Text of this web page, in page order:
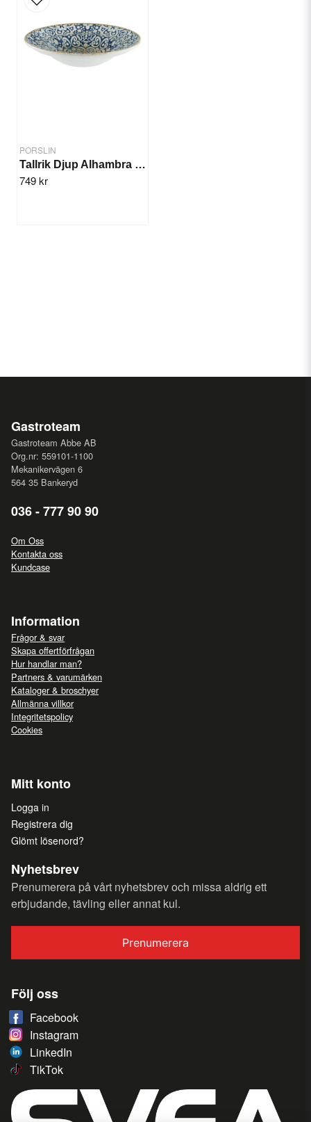
PORSLIN
Tallrik Djup Alhambra 27cm/6st
749 kr
Gastroteam
Gastroteam Abbe AB
Org.nr: 559101-1100
Mekanikervägen 6
564 35 Bankeryd
036 - 777 90 90
Om Oss
Kontakta oss
Kundcase
Information
Frågor & svar
Skapa offertförfrågan
Hur handlar man?
Partners & varumärken
Kataloger & broschyer
Allmänna villkor
Integritetspolicy
Cookies
Mitt konto
Logga in
Registrera dig
Glömt lösenord?
Nyhetsbrev
Prenumerera på vårt nyhetsbrev och missa aldrig ett
erbjudande, tävling eller annat kul.
Prenumerera
Följ oss
Facebook
Instagram
LinkedIn
TikTok